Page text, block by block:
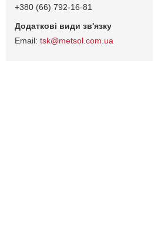
+380 (66) 792-16-81
tsk@metsol.com.ua